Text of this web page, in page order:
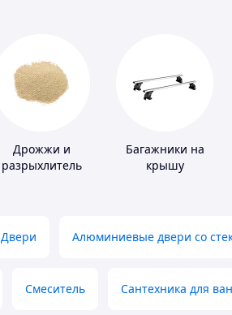
Дрожжи и
разрыхлитель
Багажники на
крышу
Двери Алюминиевые двери со
Смеситель Сантехника для